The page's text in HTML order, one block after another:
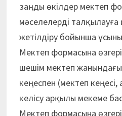
заңды өкілдер мектеп
мәселелерді
жетілдіру бойынша
Мектеп формасына
шешім мектеп
кеңеспен (мектеп
келісу арқылы мекеме
Мектеп формасына